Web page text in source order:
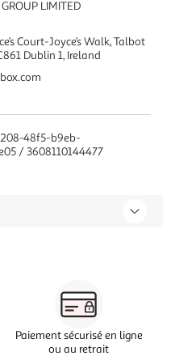
LIMITED
Court-Joyce’s Walk, Talbot
Dublin 1, Ireland
48f5-b9eb-
/ 3608110144477
Paiement sécurisé en ligne
ou au retrait